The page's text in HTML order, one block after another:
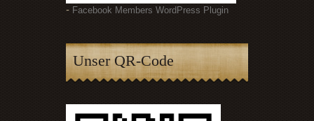
- Facebook Members WordPress Plugin
Unser QR-Code